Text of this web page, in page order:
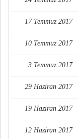
17 Temmuz 2017
10 Temmuz 2017
3 Temmuz 2017
29 Haziran 2017
19 Haziran 2017
12 Haziran 2017